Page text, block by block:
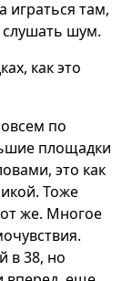
играться там,
слушать шум.
как это
по
площадки
это как
Тоже
же. Многое
в 38, но